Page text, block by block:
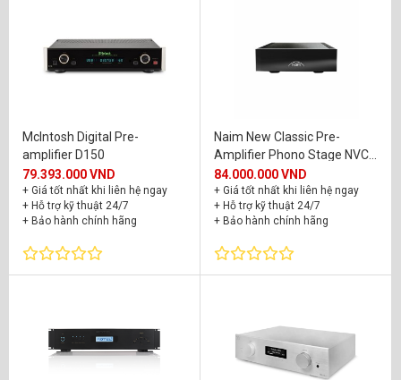
McIntosh Digital Pre-
amplifier D150
79.393.000 VND
+ Giá tốt nhất khi liên hệ ngay
+ Hỗ trợ kỹ thuật 24/7
+ Bảo hành chính hãng
Naim New Classic Pre-
Amplifier Phono Stage NVC
TT
84.000.000 VND
+ Giá tốt nhất khi liên hệ ngay
+ Hỗ trợ kỹ thuật 24/7
+ Bảo hành chính hãng